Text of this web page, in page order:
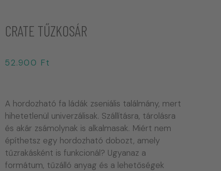
CRATE TŰZKOSÁR
52.900 Ft
A hordozható fa ládák zseniális találmány, mert
hihetetlenül univerzálisak. Szállításra, tárolásra
és akár zsámolynak is alkalmasak. Miért nem
építhetsz egy hordozható dobozt, amely
tűzrakásként is funkcionál? Ugyanaz a
formátum, tűzálló anyag és a lehetőségek